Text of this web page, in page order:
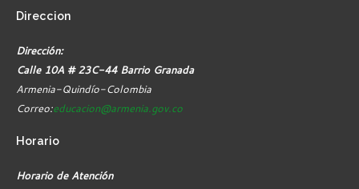
Direccion
Dirección:
Calle 10A # 23C-44 Barrio Granada
Armenia-Quindío-Colombia
Correo:educacion@armenia.gov.co
Horario
Horario de Atención